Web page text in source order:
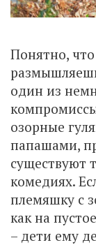
Понятно,
один из
озорные
папашами,
существуют
комедиях.
племяшку с
как на
– дети ему